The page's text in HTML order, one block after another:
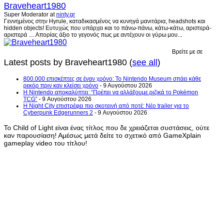
Braveheart1980
Super Moderator atninty.gr
Γεννημένος στην Hyrule, καταδικασμένος να κυνηγά μανιτάρια, headshots και
hidden objects! Ευτυχώς που υπάρχει και το πάνω-πάνω, κάτω-κάτω, αριστερά-
αριστερά .... Απορίας άξιο το γεγονός πως με αντέχουν οι γύρω μου...
Βρείτε με σε
Latest posts by Braveheart1980 (see all)
800.000 επισκέπτες σε έναν χρόνο: Το Nintendo Museum σπάει κάθε
ρεκόρ πριν καν κλείσει χρόνο - 9 Αυγούστου 2026
Η Nintendo αποκαλύπτει: “Πρέπει να αλλάξουμε ριζικά το Pokémon
TCG” - 9 Αυγούστου 2026
Η Night City επιστρέφει πιο σκοτεινή από ποτέ: Νέο trailer για το
Cyberpunk Edgerunners 2 - 9 Αυγούστου 2026
Το Child of Light είναι ένας τίτλος που δε χρειάζεται συστάσεις, ούτε
καν παρουσίαση! Αμέσως μετά δείτε το σχετικό από GameXplain
gameplay video του τίτλου!